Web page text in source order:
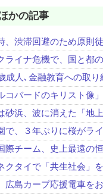
かの記事
、渋滞回避のため原則
ライナ危機で、国と都
成人､金融教育への取り
コバードのキリスト像」
砂浜、波に消えた「地上
で、３年ぶりに桜がラ
際チーム、史上最遠の
クタイで「共生社会」
広島カープ応援電車を